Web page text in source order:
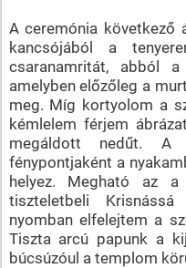
A ceremónia következő
kancsójából a
csaranamritát, abból
amelyben előzőleg a
meg. Míg kortyolom a
kémlelem férjem
megáldott nedűt.
fénypontjaként a
helyez. Megható az a
tiszteletbeli
nyomban elfelejtem a
Tiszta arcú papunk a
búcsúzóul a templom